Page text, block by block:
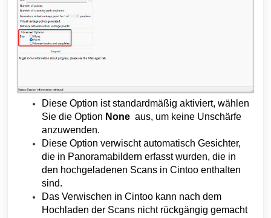
Diese Option ist standardmäßig aktiviert, wählen
Sie die Option None aus, um keine Unschärfe
anzuwenden.
Diese Option verwischt automatisch Gesichter,
die in Panoramabildern erfasst wurden, die in
den hochgeladenen Scans in Cintoo enthalten
sind.
Das Verwischen in Cintoo kann nach dem
Hochladen der Scans nicht rückgängig gemacht